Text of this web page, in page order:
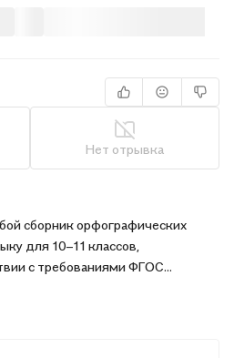
Нет отрывка
сборник орфографических
для 10–11 классов,
с требованиями ФГОС
по любым учебникам,